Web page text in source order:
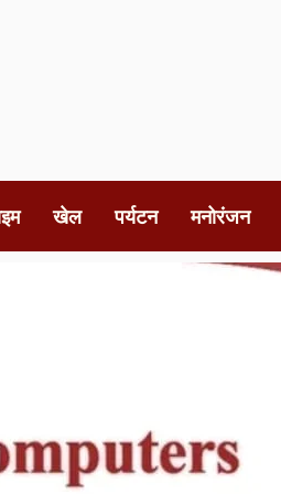
खेल पर्यटन मनोरंजन